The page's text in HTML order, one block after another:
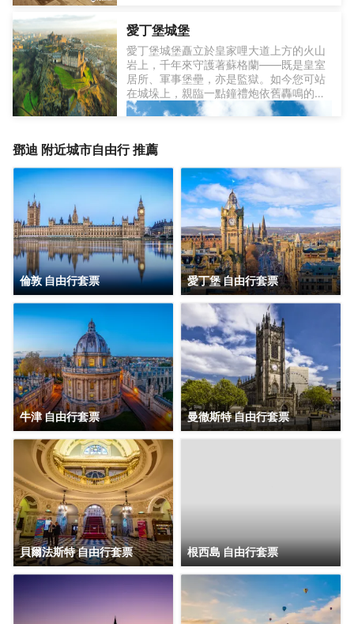
愛丁堡城堡
愛丁堡城堡矗立於皇家哩大道上方的火山
岩上，千年來守護著蘇格蘭——既是皇室
居所、軍事堡壘，亦是監獄。如今您可站
在城垛上，親臨一點鐘禮炮依舊轟鳴的原
址，隨後漫步經過聖瑪格麗特禮拜堂、戰
歷史比《聯合法案》更悠久的皇冠，遠眺
瑰寶，至今仍令全島仰望。
鄧迪 附近城市自由行 推薦
倫敦 自由行套票 愛丁堡 自由行套票
牛津 自由行套票 曼徹斯特 自由行套票
貝爾法斯特 自由行套票 根西島 自由行套票